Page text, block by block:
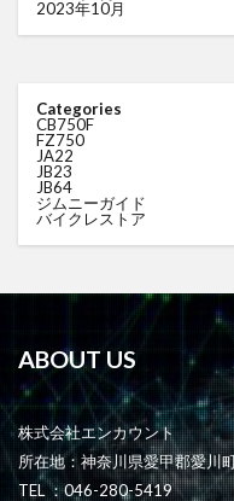
2023年10月
Categories
CB750F
FZ750
JA22
JB23
JB64
ジムニーガイド
バイクレストア
ABOUT US
株式会社エンカウント
所在地：神奈川県愛甲郡愛川
TEL ：046-280-5419